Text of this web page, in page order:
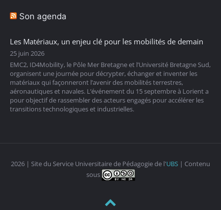
Son agenda
Les Matériaux, un enjeu clé pour les mobilités de demain
25 juin 2026
EMC2, ID4Mobility, le Pôle Mer Bretagne et l’Université Bretagne Sud,
organisent une journée pour décrypter, échanger et inventer les
matériaux qui façonneront l’avenir des mobilités terrestres,
aéronautiques et navales. L’événement du 15 septembre à Lorient a
pour objectif de rassembler des acteurs engagés pour accélérer les
transitions technologiques et industrielles.
2026 | Site du Service Universitaire de Pédagogie de l'UBS | Contenu
sous